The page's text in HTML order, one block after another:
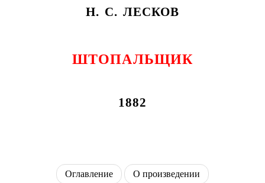
Н. С. ЛЕСКОВ
ШТОПАЛЬЩИК
1882
Оглавление О произведении